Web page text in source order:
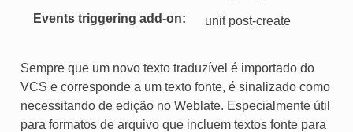
Events triggering add-on
unit post-create
Sempre que um novo texto traduzível é importado do
VCS e corresponde a um texto fonte, é sinalizado como
necessitando de edição no Weblate. Especialmente útil
para formatos de arquivo que incluem textos fonte para